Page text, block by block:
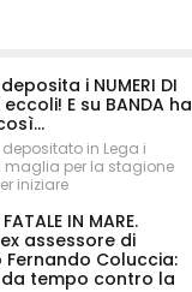
i NUMERI DI
eccoli! E su BANDA ha
in Lega i
maglia per la stagione
iniziare
IN MARE.
assessore di
Coluccia:
tempo contro la